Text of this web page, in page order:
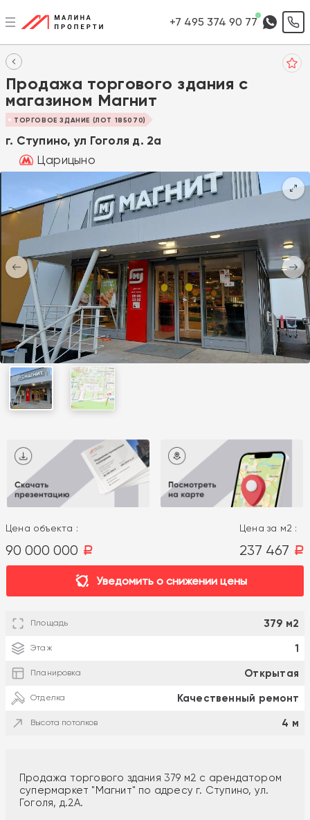
+7 495 374 90 77
Продажа торгового здания с
магазином Магнит
ТОРГОВОЕ ЗДАНИЕ (ЛОТ 185070)
г. Ступино, ул Гоголя д. 2а
Царицыно
Цена объекта :
90 000 000 a
Цена за м2 :
237 467 a
Уведомить о снижении цены
Площадь 379 м2
Этаж 1
Планировка Открытая
Отделка Качественный ремонт
Высота потолков 4 м
Продажа торгового здания 379 м2 с арендатором
супермаркет "Магнит" по адресу г. Ступино, ул.
Гоголя, д.2А.